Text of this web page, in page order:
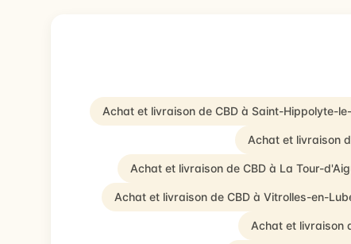
Achat et livraison de CBD à Saint-Hippolyte-
Achat et livraison
Achat et livraison de CBD à La Tour-
Achat et livraison de CBD à Vitrolles-en-
Achat et livraison